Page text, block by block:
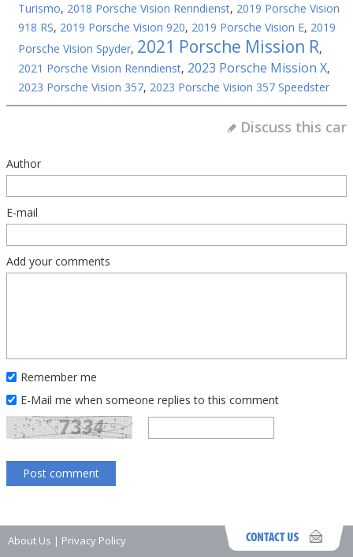
Turismo, 2018 Porsche Vision Renndienst, 2019 Porsche Vision
918 RS, 2019 Porsche Vision 920, 2019 Porsche Vision E, 2019
Porsche Vision Spyder, 2021 Porsche Mission R,
2021 Porsche Vision Renndienst, 2023 Porsche Mission X,
2023 Porsche Vision 357, 2023 Porsche Vision 357 Speedster
Discuss this car
Author
E-mail
Add your comments
Remember me
E-Mail me when someone replies to this comment
About Us | Privacy Policy